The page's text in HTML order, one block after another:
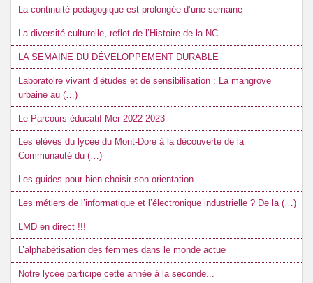
La continuité pédagogique est prolongée d’une semaine
La diversité culturelle, reflet de l’Histoire de la NC
LA SEMAINE DU DÉVELOPPEMENT DURABLE
Laboratoire vivant d’études et de sensibilisation : La mangrove
urbaine au (…)
Le Parcours éducatif Mer 2022-2023
Les élèves du lycée du Mont-Dore à la découverte de la
Communauté du (…)
Les guides pour bien choisir son orientation
Les métiers de l’informatique et l’électronique industrielle ? De la (…)
LMD en direct !!!
L’alphabétisation des femmes dans le monde actue
Notre lycée participe cette année à la seconde...